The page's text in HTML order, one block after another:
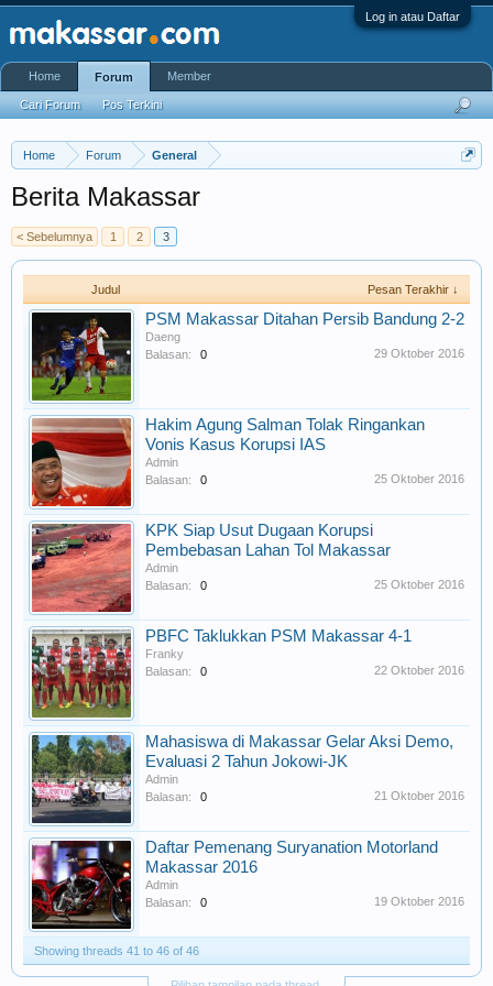
Log in atau Daftar
Home Forum General
Berita Makassar
< Sebelumnya 1 2 3
Judul Pesan Terakhir ↓
PSM Makassar Ditahan Persib Bandung 2-2
Daeng
Balasan:
0 29 Oktober 2016
Hakim Agung Salman Tolak Ringankan
Vonis Kasus Korupsi IAS
Admin
Balasan:
0 25 Oktober 2016
KPK Siap Usut Dugaan Korupsi
Pembebasan Lahan Tol Makassar
Admin
Balasan:
0 25 Oktober 2016
PBFC Taklukkan PSM Makassar 4-1
Franky
Balasan:
0 22 Oktober 2016
Mahasiswa di Makassar Gelar Aksi Demo,
Evaluasi 2 Tahun Jokowi-JK
Admin
Balasan:
0 21 Oktober 2016
Daftar Pemenang Suryanation Motorland
Makassar 2016
Admin
Balasan:
0 19 Oktober 2016
Showing threads 41 to 46 of 46
Home Forum
Cari Forum Pos Terkini
Member